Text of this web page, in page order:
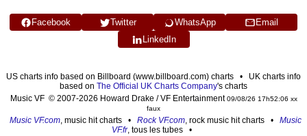
Facebook Twitter WhatsApp
Email
LinkedIn
US charts info based on Billboard (www.billboard.com) charts • UK charts info
based on The Official UK Charts Company's charts
Music VF © 2007-2026 Howard Drake / VF Entertainment09/08/26 17h52:06 xx
faux
Music VF.com, music hit charts • Rock VF.com, rock music hit charts • Music
VF.fr, tous les tubes •